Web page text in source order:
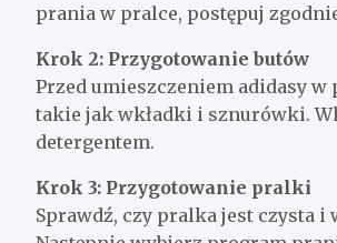
prania w pralce, postępuj
Krok 2: Przygotowanie butów
Przed umieszczeniem adidasy
takie jak wkładki i sznurówki.
detergentem.
Krok 3: Przygotowanie pralki
Sprawdź, czy pralka jest czysta i